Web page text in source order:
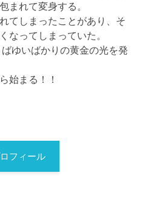
まれて変身する。
てしまったことがあり、そ
なってしまっていた。
ゆいばかりの黄金の光を発
始まる！！
フィール